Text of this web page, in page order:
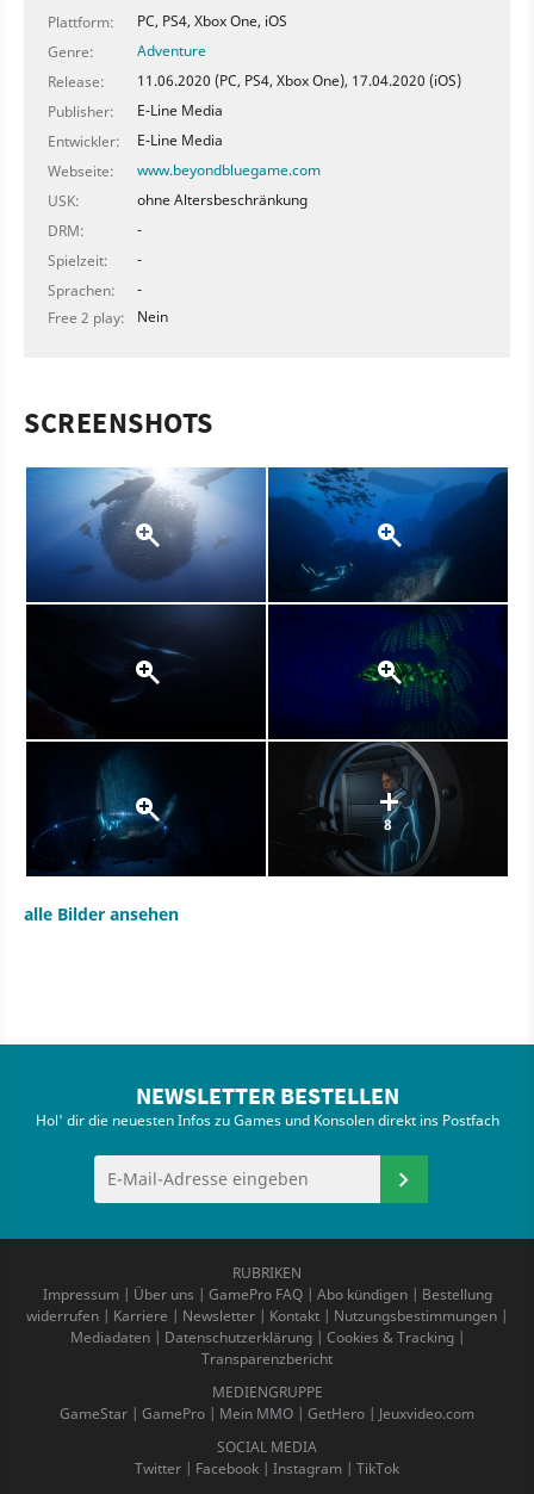
Plattform:
PC, PS4, Xbox One, iOS
Genre:
Adventure
Release:
11.06.2020 (PC, PS4, Xbox One), 17.04.2020 (iOS)
Publisher:
E-Line Media
Entwickler:
E-Line Media
Webseite:
www.beyondbluegame.com
USK:
ohne Altersbeschränkung
DRM:
-
Spielzeit:
-
Sprachen:
-
Free 2 play:
Nein
SCREENSHOTS
8
alle Bilder ansehen
NEWSLETTER BESTELLEN
Hol' dir die neuesten Infos zu Games und Konsolen direkt ins Postfach
RUBRIKEN
Impressum| Über uns | GamePro FAQ| Abo kündigen| Bestellung
widerrufen | Karriere | Newsletter | Kontakt | Nutzungsbestimmungen |
Mediadaten| Datenschutzerklärung| Cookies & Tracking|
Transparenzbericht
MEDIENGRUPPE
GameStar | GamePro | Mein MMO | GetHero | Jeuxvideo.com
SOCIAL MEDIA
Twitter | Facebook | Instagram | TikTok